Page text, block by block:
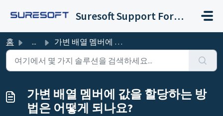
Suresoft Support Forum
홈 ... 가변 배열 멤버에 값을 할당하는 방법은 어떻게 되나요?
가변 배열 멤버에 값을 할당하는 방
법은 어떻게 되나요?